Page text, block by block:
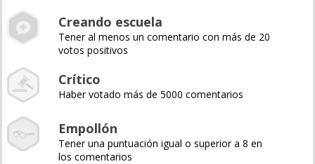
Creando escuela
Tener al menos un comentario con más de 20
votos positivos
Crítico
Haber votado más de 5000 comentarios
Empollón
Tener una puntuación igual o superior a 8 en
los comentarios